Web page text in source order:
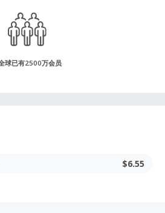
球已有2500万会员
$6.55